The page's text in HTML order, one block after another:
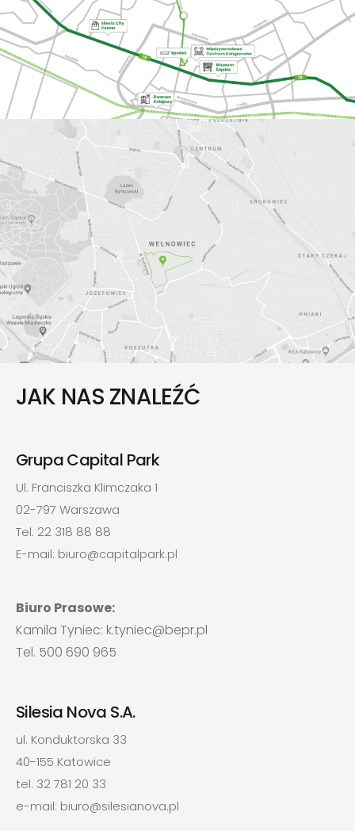
JAK NAS ZNALEŹĆ
Grupa Capital Park
Ul. Franciszka Klimczaka 1
02-797 Warszawa
Tel. 22 318 88 88
E-mail: biuro@capitalpark.pl
Biuro Prasowe:
Kamila Tyniec: k.tyniec@bepr.pl
Tel. 500 690 965
Silesia Nova S.A.
ul. Konduktorska 33
40-155 Katowice
tel. 32 781 20 33
e-mail: biuro@silesianova.pl